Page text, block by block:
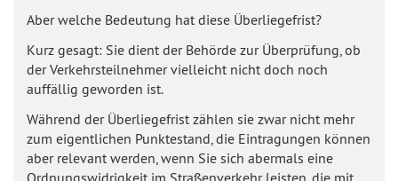
Aber welche Bedeutung hat diese Überliegefrist?
Kurz gesagt: Sie dient der Behörde zur Überprüfung, ob
der Verkehrsteilnehmer vielleicht nicht doch noch
auffällig geworden ist.
Während der Überliegefrist zählen sie zwar nicht mehr
zum eigentlichen Punktestand, die Eintragungen können
aber relevant werden, wenn Sie sich abermals eine